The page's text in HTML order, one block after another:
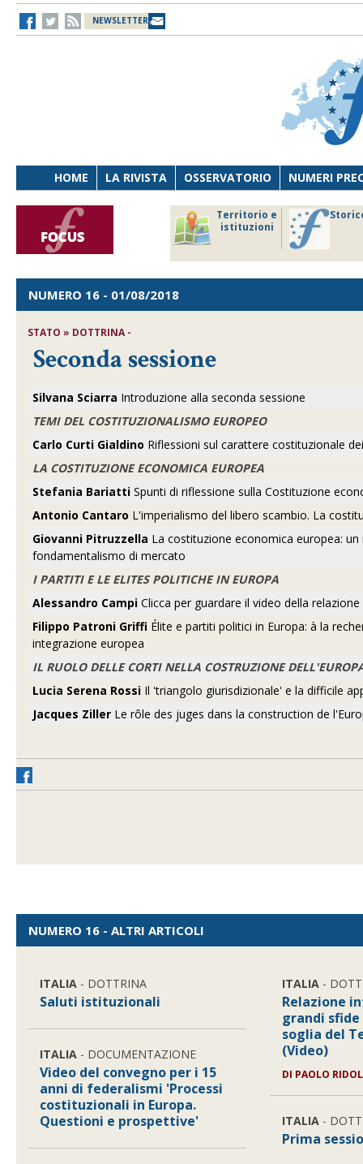
NEWSLETTER
HOME LA RIVISTA OSSERVATORIO NUMERI
Territorio e
istituzioni
NUMERO 16 - 01/08/2018
STATO » DOTTRINA -
Seconda sessione
Silvana Sciarra Introduzione alla seconda sessione
TEMI DEL COSTITUZIONALISMO EUROPEO
Carlo Curti Gialdino Riflessioni sul carattere costituzionale
LA COSTITUZIONE ECONOMICA EUROPEA
Stefania Bariatti Spunti di riflessione sulla Costituzione
Antonio Cantaro L'imperialismo del libero scambio. La
Giovanni Pitruzzella La costituzione economica europea:
fondamentalismo di mercato
I PARTITI E LE ELITES POLITICHE IN EUROPA
Alessandro Campi Clicca per guardare il video della relazione
Filippo Patroni Griffi Élite e partiti politici in Europa: à la
integrazione europea
IL RUOLO DELLE CORTI NELLA COSTRUZIONE
Lucia Serena RossiIl 'triangolo giurisdizionale' e la difficile
Jacques ZillerLe rôle des juges dans la construction de
NUMERO 16 - ALTRI ARTICOLI
ITALIA - DOTTRINA
Saluti istituzionali
ITALIA - DOCUMENTAZIONE
Video del convegno per i 15
anni di federalismi 'Processi
costituzionali in Europa.
Questioni e prospettive'
ITALIA -
Relazione
grandi
soglia del
(Video)
DI PAOLO
ITALIA -
Prima